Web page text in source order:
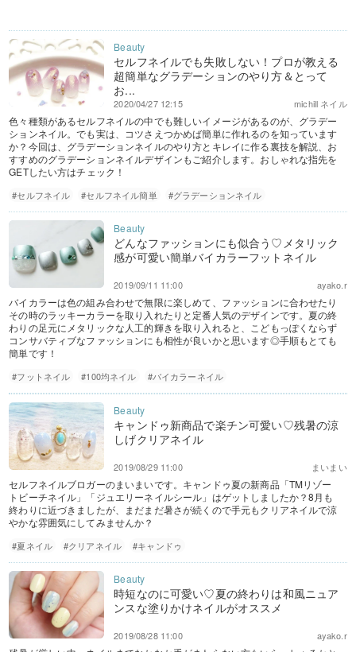
セルフネイルでも失敗しない！プロが教える
超簡単なグラデーションのやり方＆とって
お...
michill ネイル
2020/04/27 12:15
色々種類があるセルフネイルの中でも難しいイメージがあるのが、グラデー
ションネイル。でも実は、コツさえつかめば簡単に作れるのを知っています
か？今回は、グラデーションネイルのやり方とキレイに作る裏技を解説、お
すすめのグラデーションネイルデザインもご紹介します。おしゃれな指先を
GETしたい方はチェック！
#セルフネイル #セルフネイル簡単 #グラデーションネイル
どんなファッションにも似合う♡メタリック
感が可愛い簡単バイカラーフットネイル
ayako.r
2019/09/11 11:00
バイカラーは色の組み合わせで無限に楽しめて、ファッションに合わせたり
その時のラッキーカラーを取り入れたりと定番人気のデザインです。夏の終
わりの足元にメタリックな人工的輝きを取り入れると、こどもっぽくならず
コンサバティブなファッションにも相性が良いかと思います◎手順もとても
簡単です！
#フットネイル #100均ネイル #バイカラーネイル
キャンドゥ新商品で楽チン可愛い♡残暑の涼
しげクリアネイル
まいまい
2019/08/29 11:00
セルフネイルブロガーのまいまいです。キャンドゥ夏の新商品「TMリゾー
トビーチネイル」「ジュエリーネイルシール」はゲットしましたか？8月も
終わりに近づきましたが、まだまだ暑さが続くので手元もクリアネイルで涼
やかな雰囲気にしてみませんか？
#夏ネイル #クリアネイル #キャンドゥ
時短なのに可愛い♡夏の終わりは和風ニュア
ンスな塗りかけネイルがオススメ
ayako.r
2019/08/28 11:00